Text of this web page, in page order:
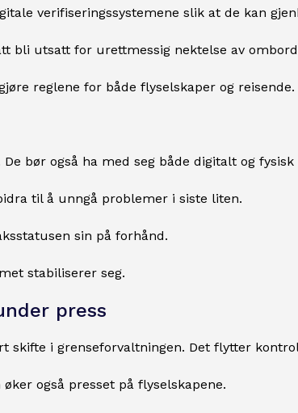
verifiseringssystemene slik at de kan
bli utsatt for urettmessig nektelse av
reglene for både flyselskaper og reisende.
bør også ha med seg både digitalt og
til å unngå problemer i siste liten.
sin på forhånd.
stabiliserer seg.
press
skifte i grenseforvaltningen. Det flytter
også presset på flyselskapene.